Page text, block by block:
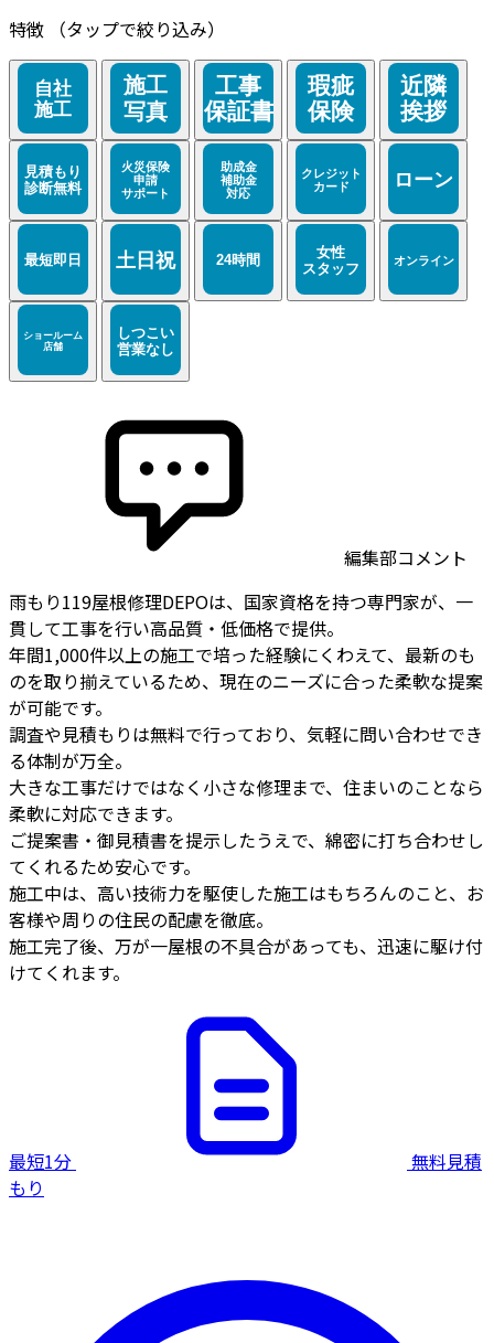
特徴
（タップで絞り込み）
編集部コメント
雨もり119屋根修理DEPOは、国家資格を持つ専門家が、一
貫して工事を行い高品質・低価格で提供。
年間1,000件以上の施工で培った経験にくわえて、最新のも
のを取り揃えているため、現在のニーズに合った柔軟な提案
が可能です。
調査や見積もりは無料で行っており、気軽に問い合わせでき
る体制が万全。
大きな工事だけではなく小さな修理まで、住まいのことなら
柔軟に対応できます。
ご提案書・御見積書を提示したうえで、綿密に打ち合わせし
てくれるため安心です。
施工中は、高い技術力を駆使した施工はもちろんのこと、お
客様や周りの住民の配慮を徹底。
施工完了後、万が一屋根の不具合があっても、迅速に駆け付
けてくれます。
最短1分
無料見積
もり